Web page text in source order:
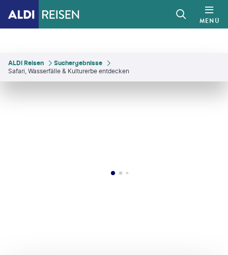
MENÜ
ALDI Reisen
Suchergebnisse
Safari, Wasserfälle & Kulturerbe entdecken